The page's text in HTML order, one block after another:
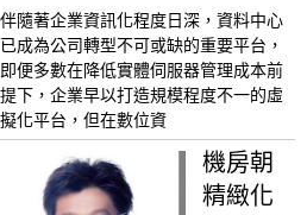
伴隨著企業資訊化程度日深，資料中心
已成為公司轉型不可或缺的重要平台，
即便多數在降低實體伺服器管理成本前
提下，企業早以打造規模程度不一的虛
擬化平台，但在數位資
機房朝
精緻化